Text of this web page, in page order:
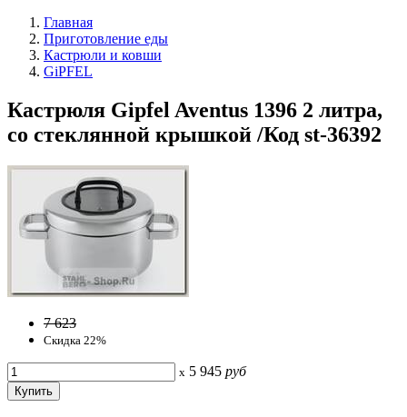
Главная
Приготовление еды
Кастрюли и ковши
GiPFEL
Кастрюля Gipfel Aventus 1396 2 литра,
со стеклянной крышкой /Код st-36392
7 623
Скидка 22%
x 5 945 руб